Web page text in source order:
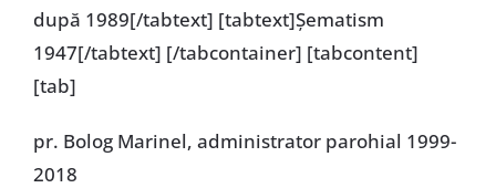
după 1989[/tabtext] [tabtext]Şematism
1947[/tabtext] [/tabcontainer] [tabcontent]
[tab]
pr. Bolog Marinel, administrator parohial 1999-
2018